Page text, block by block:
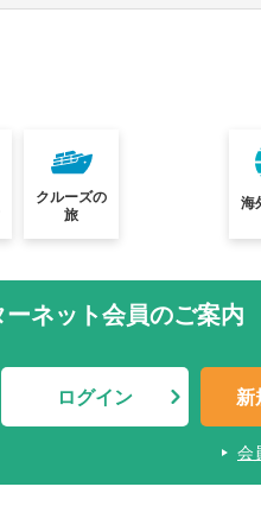
クルーズの
旅
海
ネット会員のご案内
ログイン 新
会